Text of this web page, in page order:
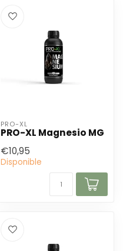
PRO-XL
PRO-XL Magnesio MG
€10,95
Disponible